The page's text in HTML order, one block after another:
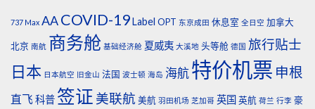
737 Max AACOVID-19Label OPT 东京成田 休息室 全日空 加拿大
北京 南航 商务舱 基础经济舱 夏威夷 大溪地 头等舱 德国 旅行贴士
日本 日本航空 旧金山 法国 波士顿 海岛 海航特价机票 申根
直飞 科普 签证 美联航 美航 羽田机场 芝加哥 英国 英航 荷兰 行李 豪